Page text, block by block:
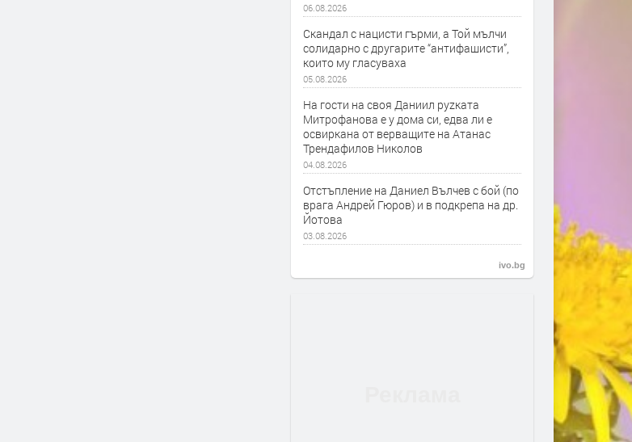
06.08.2026
Скандал с нацисти гърми, а Той мълчи
солидарно с другарите “антифашисти”,
които му гласуваха
05.08.2026
На гости на своя Даниил руzката
Митрофанова е у дома си, едва ли е
освиркана от верващите на Атанас
Трендафилов Николов
04.08.2026
Отстъпление на Даниел Вълчев с бой (по
врага Андрей Гюров) и в подкрепа на др.
Йотова
03.08.2026
ivo.bg